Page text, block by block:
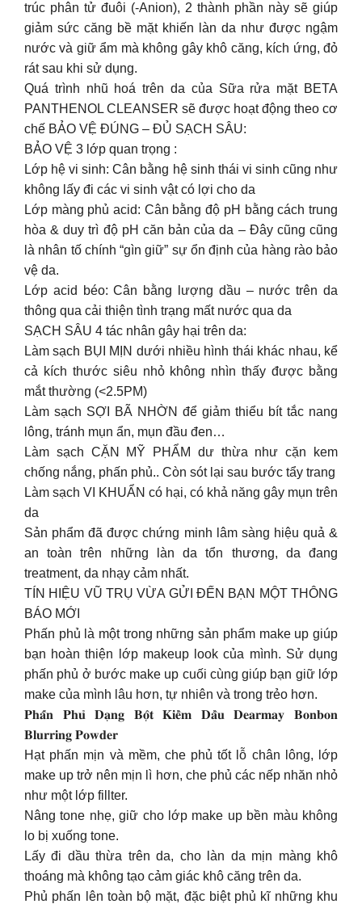
trúc phân tử đuôi (-Anion), 2 thành phần này sẽ giúp
giảm sức căng bề mặt khiến làn da như được ngậm
nước và giữ ẩm mà không gây khô căng, kích ứng, đỏ
rát sau khi sử dụng.
Quá trình nhũ hoá trên da của Sữa rửa mặt BETA
PANTHENOL CLEANSER sẽ được hoạt động theo cơ
chế BẢO VỆ ĐÚNG – ĐỦ SẠCH SÂU:
BẢO VỆ 3 lớp quan trọng :
Lớp hệ vi sinh: Cân bằng hệ sinh thái vi sinh cũng như
không lấy đi các vi sinh vật có lợi cho da
Lớp màng phủ acid: Cân bằng độ pH bằng cách trung
hòa & duy trì độ pH căn bản của da – Đây cũng cũng
là nhân tố chính “gìn giữ” sự ổn định của hàng rào bảo
vệ da.
Lớp acid béo: Cân bằng lượng dầu – nước trên da
thông qua cải thiện tình trạng mất nước qua da
SẠCH SÂU 4 tác nhân gây hại trên da:
Làm sạch BỤI MỊN dưới nhiều hình thái khác nhau, kể
cả kích thước siêu nhỏ không nhìn thấy được bằng
mắt thường (<2.5PM)
Làm sạch SỢI BÃ NHỜN để giảm thiểu bít tắc nang
lông, tránh mụn ẩn, mụn đầu đen…
Làm sạch CẶN MỸ PHẨM dư thừa như cặn kem
chống nắng, phấn phủ.. Còn sót lại sau bước tẩy trang
Làm sạch VI KHUẨN có hại, có khả năng gây mụn trên
da
Sản phẩm đã được chứng minh lâm sàng hiệu quả &
an toàn trên những làn da tổn thương, da đang
treatment, da nhạy cảm nhất.
TÍN HIỆU VŨ TRỤ VỪA GỬI ĐẾN BẠN MỘT THÔNG
BÁO MỚI
Phấn phủ là một trong những sản phẩm make up giúp
bạn hoàn thiện lớp makeup look của mình. Sử dụng
phấn phủ ở bước make up cuối cùng giúp bạn giữ lớp
make của mình lâu hơn, tự nhiên và trong trẻo hơn.
𝐏𝐡𝐚̂́𝐧 𝐏𝐡𝐮̉ 𝐃𝐚̣𝐧𝐠 𝐁𝐨̣̂𝐭 𝐊𝐢𝐞̂̀𝐦 𝐃𝐚̂̀𝐮 𝐃𝐞𝐚𝐫𝐦𝐚𝐲 𝐁𝐨𝐧𝐛𝐨𝐧
𝐁𝐥𝐮𝐫𝐫𝐢𝐧𝐠 𝐏𝐨𝐰𝐝𝐞𝐫
Hạt phấn mịn và mềm, che phủ tốt lỗ chân lông, lớp
make up trở nên mịn lì hơn, che phủ các nếp nhăn nhỏ
như một lớp fillter.
Nâng tone nhẹ, giữ cho lớp make up bền màu không
lo bị xuống tone.
Lấy đi dầu thừa trên da, cho làn da mịn màng khô
thoáng mà không tạo cảm giác khô căng trên da.
Phủ phấn lên toàn bộ mặt, đặc biệt phủ kĩ những khu